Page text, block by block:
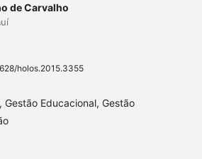
de Carvalho
holos.2015.3355
Gestão Educacional, Gestão